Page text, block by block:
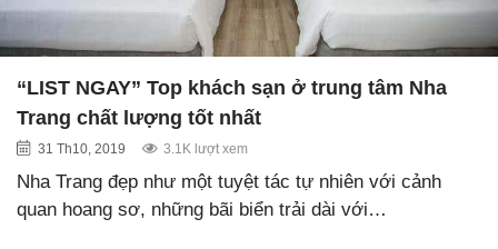
“LIST NGAY” Top khách sạn ở trung tâm Nha
Trang chất lượng tốt nhất
31 Th10, 2019 3.1K lượt xem
Nha Trang đẹp như một tuyệt tác tự nhiên với cảnh
quan hoang sơ, những bãi biển trải dài với…